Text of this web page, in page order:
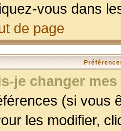
vous dans
de page
je changer
(si vous
les modifier,